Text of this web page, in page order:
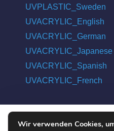
UVPLASTIC_Sweden
UVACRYLIC_English
UVACRYLIC_German
UVACRYLIC_Japanese
UVACRYLIC_Spanish
UVACRYLIC_French
Wir verwenden Cookies,